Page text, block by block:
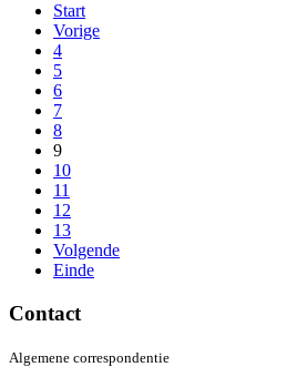
Start
Vorige
4
5
6
7
8
9
10
11
12
13
Volgende
Einde
Contact
Algemene correspondentie